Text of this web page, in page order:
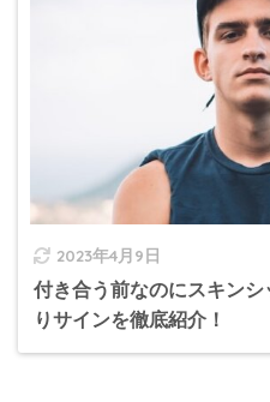
2023年4月9日
付き合う前なのにスキン
りサインを徹底紹介！